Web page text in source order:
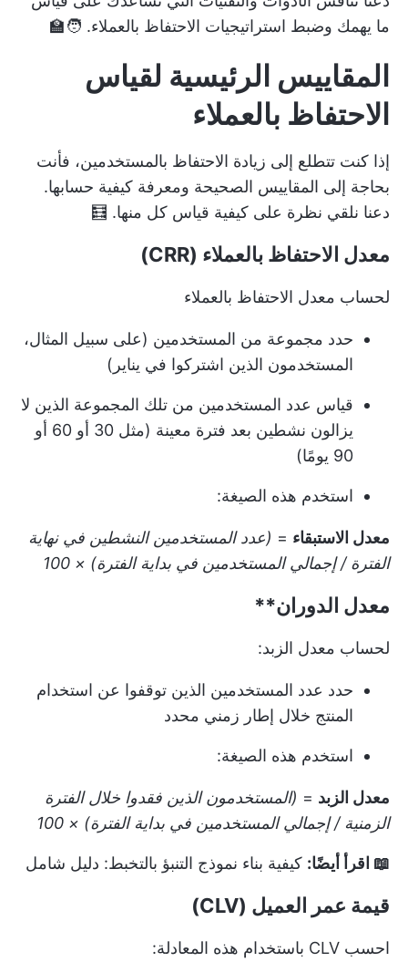
ما يهمك وضبط استراتيجيات الاحتفاظ بالعملاء. 🧑‍🏫
المقاييس الرئيسية لقياس
الاحتفاظ بالعملاء
إذا كنت تتطلع إلى زيادة الاحتفاظ بالمستخدمين، فأنت
بحاجة إلى المقاييس الصحيحة ومعرفة كيفية حسابها.
دعنا نلقي نظرة على كيفية قياس كل منها. 🧮
معدل الاحتفاظ بالعملاء (CRR)
لحساب معدل الاحتفاظ بالعملاء
حدد مجموعة من المستخدمين (على سبيل المثال،
المستخدمون الذين اشتركوا في يناير)
قياس عدد المستخدمين من تلك المجموعة الذين لا
يزالون نشطين بعد فترة معينة (مثل 30 أو 60 أو
90 يومًا)
استخدم هذه الصيغة:
معدل الاستبقاء = (عدد المستخدمين النشطين في نهاية
الفترة / إجمالي المستخدمين في بداية الفترة) × 100
معدل الدوران**
لحساب معدل الزبد:
حدد عدد المستخدمين الذين توقفوا عن استخدام
المنتج خلال إطار زمني محدد
استخدم هذه الصيغة:
معدل الزبد = (المستخدمون الذين فقدوا خلال الفترة
الزمنية / إجمالي المستخدمين في بداية الفترة) × 100
📖 اقرأ أيضًا: كيفية بناء نموذج التنبؤ بالتخبط: دليل شامل
قيمة عمر العميل (CLV)
احسب CLV باستخدام هذه المعادلة: